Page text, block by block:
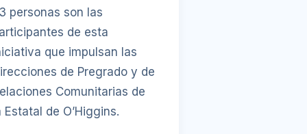
personas son las
de esta
que impulsan las
de Pregrado y de
Comunitarias de
Estatal de O’Higgins.